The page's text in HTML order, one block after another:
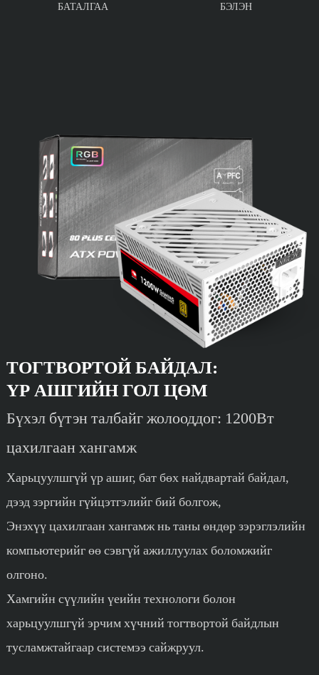
БАТАЛГАА
БЭЛЭН
ТОГТВОРТОЙ БАЙДАЛ:
ҮР АШГИЙН ГОЛ ЦӨМ
Бүхэл бүтэн талбайг жолооддог: 1200Вт
цахилгаан хангамж
Харьцуулшгүй үр ашиг, бат бөх найдвартай байдал,
дээд зэргийн гүйцэтгэлийг бий болгож,
Энэхүү цахилгаан хангамж нь таны өндөр зэрэглэлийн
компьютерийг өө сэвгүй ажиллуулах боломжийг
олгоно.
Хамгийн сүүлийн үеийн технологи болон
харьцуулшгүй эрчим хүчний тогтвортой байдлын
тусламжтайгаар системээ сайжруул.